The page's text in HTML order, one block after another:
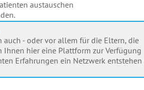
austauschen
- oder vor allem für die Eltern, die
Ihnen hier eine Plattform zur Verfügung
Erfahrungen ein Netzwerk entstehen